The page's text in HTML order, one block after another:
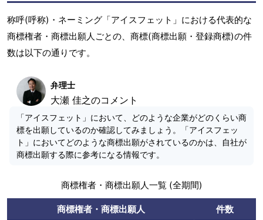
称呼(呼称)・ネーミング「アイスフェット」における代表的な
商標権者・商標出願人ごとの、商標(商標出願・登録商標)の件
数は以下の通りです。
弁理士
大瀬 佳之のコメント
「アイスフェット」において、どのような企業がどのくらい商
標を出願しているのか確認してみましょう。「アイスフェッ
ト」においてどのような商標出願がされているのかは、自社が
商標出願する際に参考になる情報です。
商標権者・商標出願人一覧 (全期間)
商標権者・商標出願人
件数